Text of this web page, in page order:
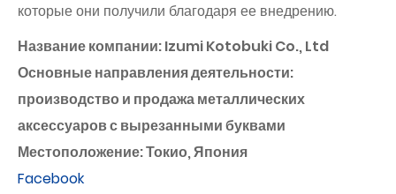
которые они получили благодаря ее внедрению.
Название компании: Izumi Kotobuki Co., Ltd
Основные направления деятельности:
производство и продажа металлических
аксессуаров с вырезанными буквами
Местоположение: Токио, Япония
Facebook